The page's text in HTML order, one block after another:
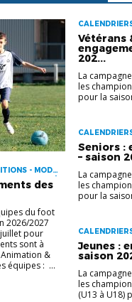
- MODE
SON CLUB |
des
du foot
2026/2027
pour
sont à
&
équipes : ...
MODE
CLUBS
Vétérans
202...
La
les
pour la
MODE
SÉNIORS |
Seniors :
– saison
La
les
pour la
MODE
VIE DES
Jeunes :
saison
La
les
(U13 à U18)